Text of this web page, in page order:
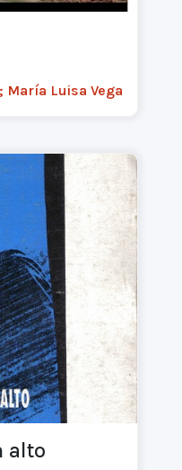
María Luisa Vega
alto